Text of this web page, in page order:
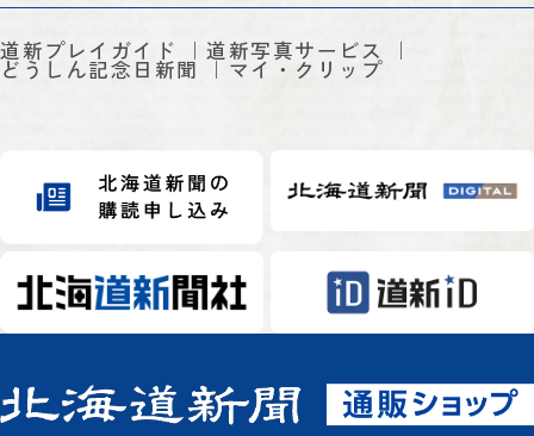
道新プレイガイド 道新写真サービス
どうしん記念日新聞 マイ・クリップ